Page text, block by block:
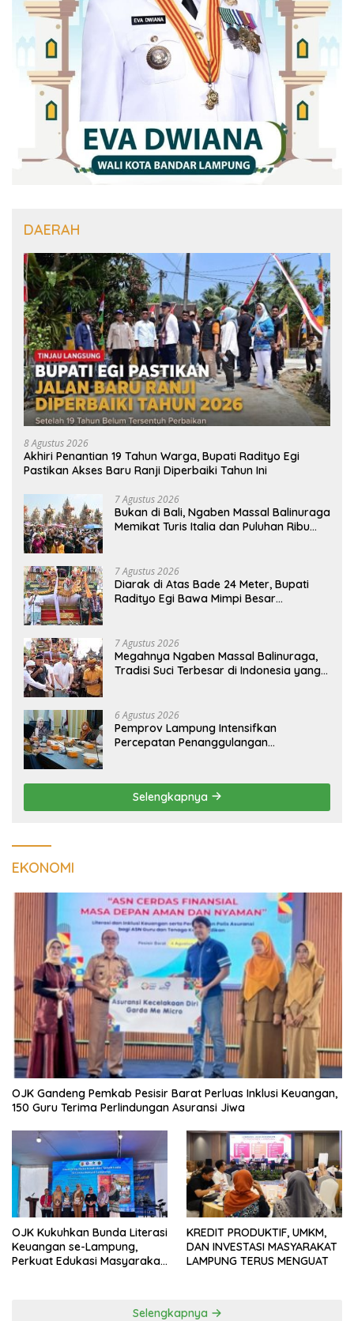
DAERAH
8 Agustus 2026
Akhiri Penantian 19 Tahun Warga, Bupati Radityo Egi
Pastikan Akses Baru Ranji Diperbaiki Tahun Ini
7 Agustus 2026
Bukan di Bali, Ngaben Massal Balinuraga
Memikat Turis Italia dan Puluhan Ribu
7 Agustus 2026
Diarak di Atas Bade 24 Meter, Bupati
Radityo Egi Bawa Mimpi Besar
7 Agustus 2026
Megahnya Ngaben Massal Balinuraga,
Tradisi Suci Terbesar di Indonesia yang
6 Agustus 2026
Pemprov Lampung Intensifkan
Percepatan Penanggulangan
Selengkapnya
EKONOMI
OJK Gandeng Pemkab Pesisir Barat Perluas Inklusi Keuangan,
150 Guru Terima Perlindungan Asuransi Jiwa
OJK Kukuhkan Bunda Literasi
Keuangan se-Lampung,
Perkuat Edukasi Masyarakat
KREDIT PRODUKTIF, UMKM,
DAN INVESTASI MASYARAKAT
LAMPUNG TERUS MENGUAT
Selengkapnya